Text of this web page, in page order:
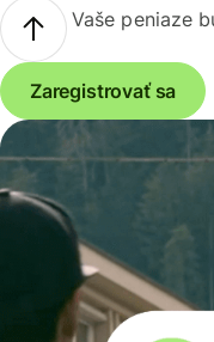
Vaše peniaze
Zaregistrovať sa